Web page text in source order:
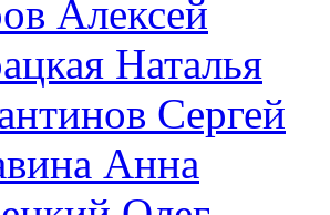
Алексей
Наталья
Сергей
Анна